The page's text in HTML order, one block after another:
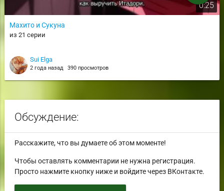
0:25
Махито и Сукуна
из 21 серии
Sui Elga
2 года назад 390 просмотров
Обсуждение:
Расскажите, что вы думаете об этом моменте!
Чтобы оставлять комментарии не нужна регистрация.
Просто нажмите кнопку ниже и войдите через ВКонтакте.